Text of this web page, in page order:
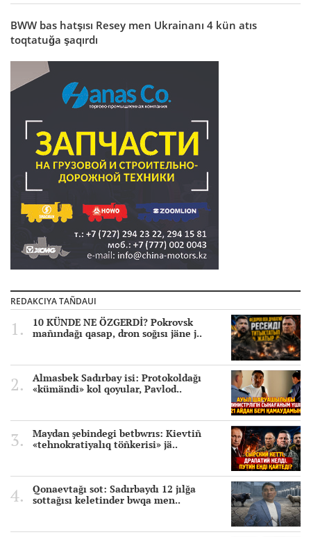
BWW bas hatşısı Resey men Ukrainanı 4 kün atıs
toqtatuğa şaqırdı
REDAKCIYA TAÑDAUI
10 KÜNDE NE ÖZGERDİ? Pokrovsk
mañındağı qasap, dron soğısı jäne j..
Almasbek Sadırbay isi: Protokoldağı
«kümändi» kol qoyular, Pavlod..
Maydan şebindegi betbwrıs: Kievtiñ
«tehnokratiyalıq töñkerisi» jä..
Qonaevtağı sot: Sadırbaydı 12 jılğa
sottağısı keletinder bwqa men..